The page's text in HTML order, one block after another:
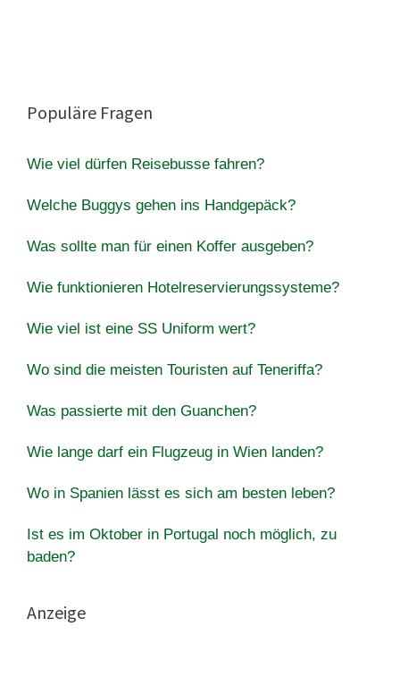
Populäre Fragen
Wie viel dürfen Reisebusse fahren?
Welche Buggys gehen ins Handgepäck?
Was sollte man für einen Koffer ausgeben?
Wie funktionieren Hotelreservierungssysteme?
Wie viel ist eine SS Uniform wert?
Wo sind die meisten Touristen auf Teneriffa?
Was passierte mit den Guanchen?
Wie lange darf ein Flugzeug in Wien landen?
Wo in Spanien lässt es sich am besten leben?
Ist es im Oktober in Portugal noch möglich, zu
baden?
Anzeige